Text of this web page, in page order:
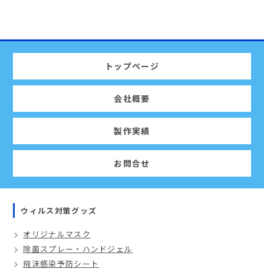
トップページ
会社概要
製作実績
お問合せ
ウィルス対策グッズ
オリジナルマスク
除菌スプレー・ハンドジェル
飛沫感染予防シート